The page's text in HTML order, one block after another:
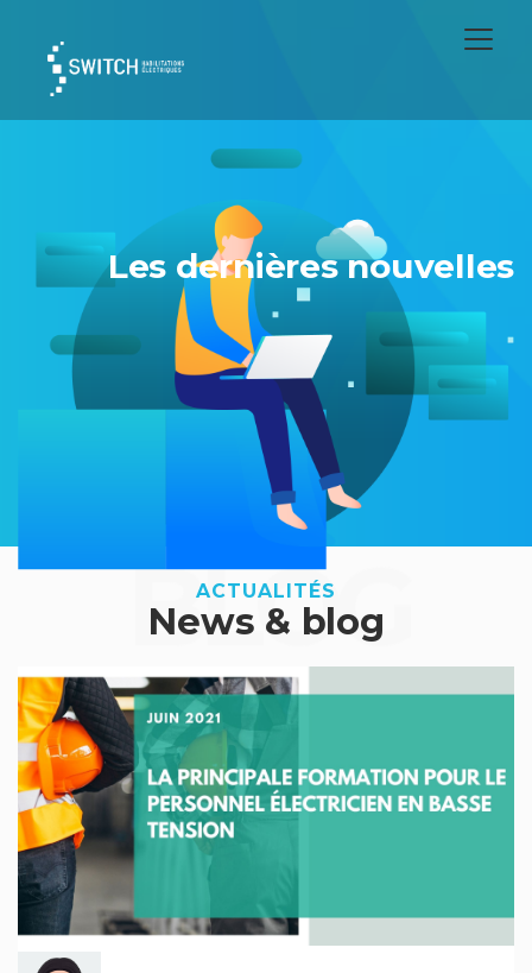
Les dernières nouvelles
ACTUALITÉS
News & blog
BLOG